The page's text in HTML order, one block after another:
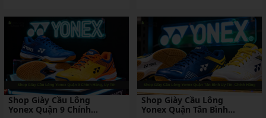
Shop Giày Cầu Lông
Yonex Quận 9 Chính
Shop Giày Cầu Lông
Yonex Quận Tân Bình